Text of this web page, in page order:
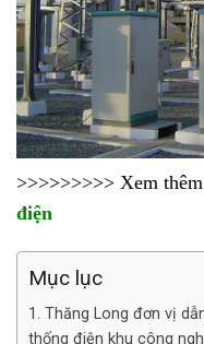
>>>>>>>>> Xem
điện
Mục lục
1. Thăng Long đơn vị
thống điện khu công